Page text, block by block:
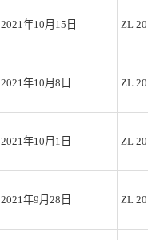
2021年10月15日 ZL
2021年10月8日 ZL
2021年10月1日 ZL
2021年9月28日 ZL